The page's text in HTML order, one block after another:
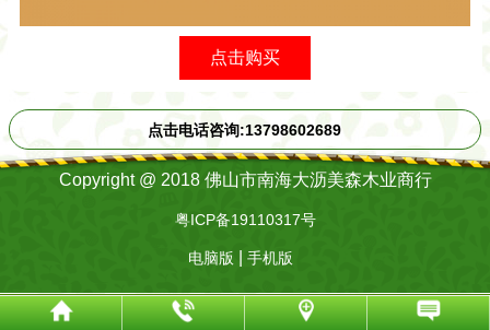
点击购买
点击电话咨询:13798602689
Copyright @ 2018 佛山市南海大沥美森木业商行
粤ICP备19110317号
电脑版 手机版